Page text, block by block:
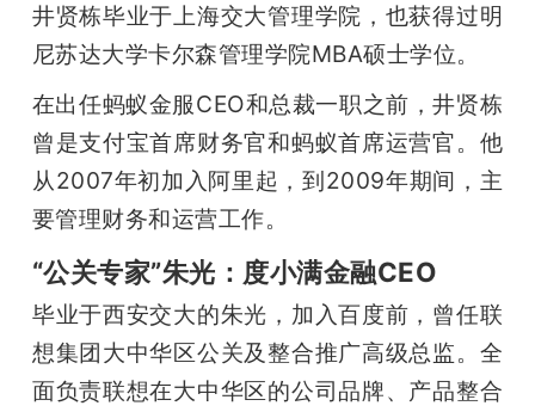
井贤栋毕业于上海交大管理学院，也获得过明
尼苏达大学卡尔森管理学院MBA硕士学位。
在出任蚂蚁金服CEO和总裁一职之前，井贤栋
曾是支付宝首席财务官和蚂蚁首席运营官。他
从2007年初加入阿里起，到2009年期间，主
要管理财务和运营工作。
“公关专家”朱光：度小满金融CEO
毕业于西安交大的朱光，加入百度前，曾任联
想集团大中华区公关及整合推广高级总监。全
面负责联想在大中华区的公司品牌、产品整合